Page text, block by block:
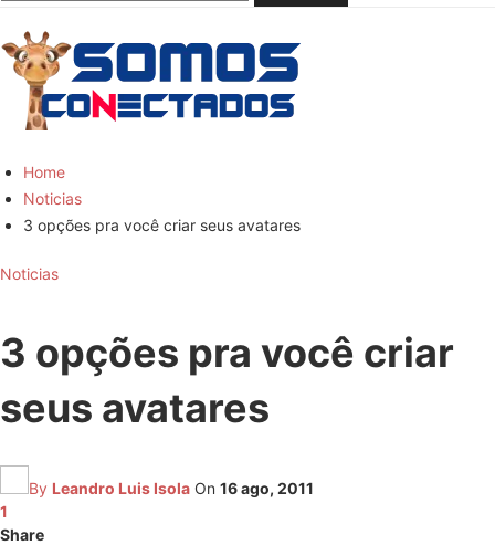
bem
informado
Home
Noticias
3 opções pra você criar seus avatares
Noticias
3 opções pra você criar
seus avatares
By Leandro Luis Isola On 16 ago, 2011
1
Share